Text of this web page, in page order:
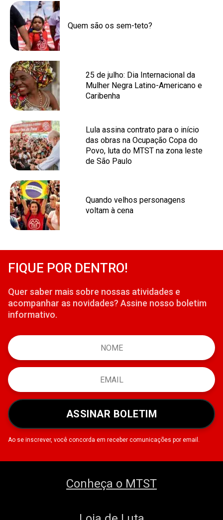
Quem são os sem-teto?
25 de julho: Dia Internacional da
Mulher Negra Latino-Americano e
Caribenha
Lula assina contrato para o início
das obras na Ocupação Copa do
Povo, luta do MTST na zona leste
de São Paulo
Quando velhos personagens
voltam à cena
FIQUE POR DENTRO!
Quer saber mais sobre nossas atividades e
acompanhar as novidades? Assine nosso boletim
informativo.
ASSINAR BOLETIM
Ao se inscrever, você concorda em receber comunicações por email.
Conheça o MTST